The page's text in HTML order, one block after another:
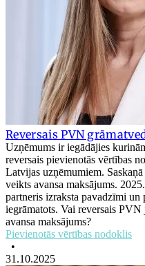
Reversais PVN
Uzņēmums ir iegādājies
reversais pievienotās vērtības
Latvijas uzņēmumiem.
veikts avansa maksājums.
partneris izraksta pavadzīmi un
iegrāmatots. Vai reversais
avansa maksājums?
Pievienotās vērtības nodoklis
•
31.10.2025